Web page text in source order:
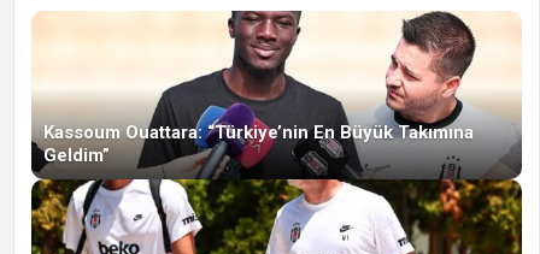
Kassoum Ouattara: “Türkiye’nin En Büyük Takımına
Geldim”